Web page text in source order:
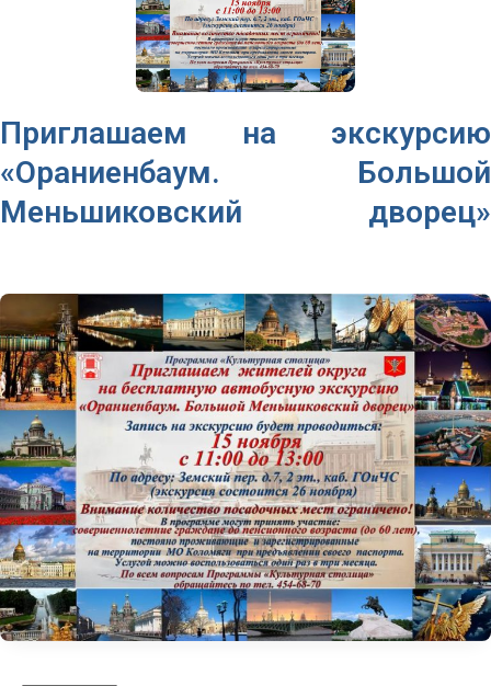
Приглашаем на экскурсию
«Ораниенбаум. Большой
Меньшиковский дворец»